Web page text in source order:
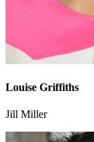
Louise Griffiths
Jill Miller